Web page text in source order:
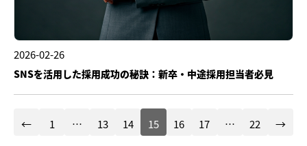
2026-02-26
SNSを活用した採用成功の秘訣：新卒・中途採用担当者必見
← 1 … 13 14 15 16 17 … 22 →